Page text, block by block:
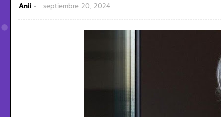
Anii septiembre 20, 2024